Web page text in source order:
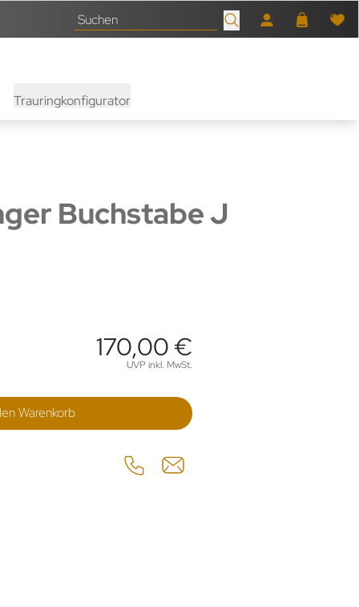
Trauringkonfigurator
Buchstabe J
170,00 €
UVP inkl. MwSt.
Warenkorb